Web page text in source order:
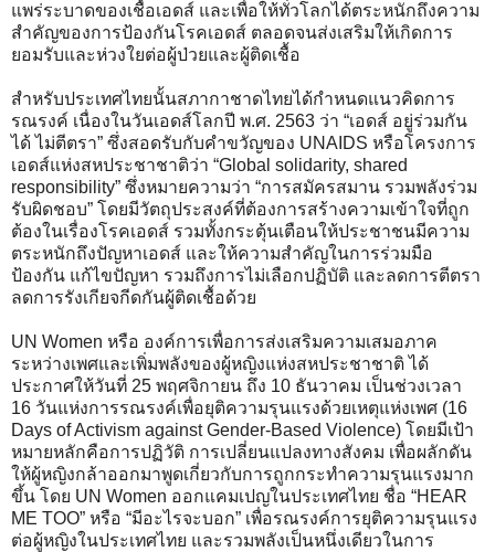
แพร่ระบาดของเชื้อเอดส์ และเพื่อให้ทั่วโลกได้ตระหนักถึงความ
สำคัญของการป้องกันโรคเอดส์ ตลอดจนส่งเสริมให้เกิดการ
ยอมรับและห่วงใยต่อผู้ป่วยและผู้ติดเชื้อ
สำหรับประเทศไทยนั้นสภากาชาดไทยได้กำหนดแนวคิดการ
รณรงค์ เนื่องในวันเอดส์โลกปี พ.ศ. 2563 ว่า “เอดส์ อยู่ร่วมกัน
ได้ ไม่ตีตรา” ซึ่งสอดรับกับคำขวัญของ UNAIDS หรือโครงการ
เอดส์แห่งสหประชาชาติว่า “Global solidarity, shared
responsibility” ซึ่งหมายความว่า “การสมัครสมาน รวมพลังร่วม
รับผิดชอบ” โดยมีวัตถุประสงค์ที่ต้องการสร้างความเข้าใจที่ถูก
ต้องในเรื่องโรคเอดส์ รวมทั้งกระตุ้นเตือนให้ประชาชนมีความ
ตระหนักถึงปัญหาเอดส์ และให้ความสำคัญในการร่วมมือ
ป้องกัน แก้ไขปัญหา รวมถึงการไม่เลือกปฏิบัติ และลดการตีตรา
ลดการรังเกียจกีดกันผู้ติดเชื้อด้วย
UN Women หรือ องค์การเพื่อการส่งเสริมความเสมอภาค
ระหว่างเพศและเพิ่มพลังของผู้หญิงแห่งสหประชาชาติ ได้
ประกาศให้วันที่ 25 พฤศจิกายน ถึง 10 ธันวาคม เป็นช่วงเวลา
16 วันแห่งการรณรงค์เพื่อยุติความรุนแรงด้วยเหตุแห่งเพศ (16
Days of Activism against Gender-Based Violence) โดยมีเป้า
หมายหลักคือการปฏิวัติ การเปลี่ยนแปลงทางสังคม เพื่อผลักดัน
ให้ผู้หญิงกล้าออกมาพูดเกี่ยวกับการถูกกระทำความรุนแรงมาก
ขึ้น โดย UN Women ออกแคมเปญในประเทศไทย ชื่อ “HEAR
ME TOO” หรือ “มีอะไรจะบอก” เพื่อรณรงค์การยุติความรุนแรง
ต่อผู้หญิงในประเทศไทย และรวมพลังเป็นหนึ่งเดียวในการ